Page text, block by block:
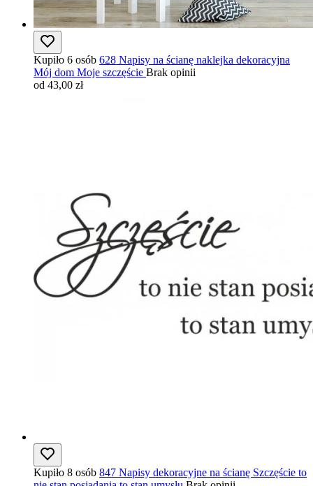
Kupiło 6 osób 628 Napisy na ścianę naklejka dekoracyjna
Mój dom Moje szczęście Brak opinii
od 43,00 zł
Kupiło 8 osób 847 Napisy dekoracyjne na ścianę Szczęście to